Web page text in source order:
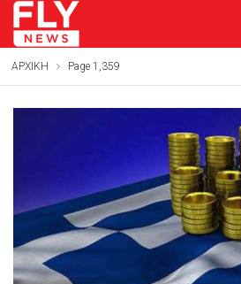
ΑΡΧΙΚΗ Page 1,359